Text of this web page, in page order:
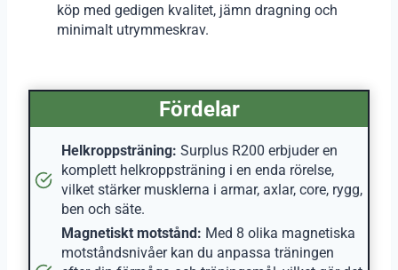
köp med gedigen kvalitet, jämn dragning och
minimalt utrymmeskrav.
Fördelar
Helkroppsträning: Surplus R200 erbjuder en
komplett helkroppsträning i en enda rörelse,
vilket stärker musklerna i armar, axlar, core, rygg,
ben och säte.
Magnetiskt motstånd: Med 8 olika magnetiska
motståndsnivåer kan du anpassa träningen